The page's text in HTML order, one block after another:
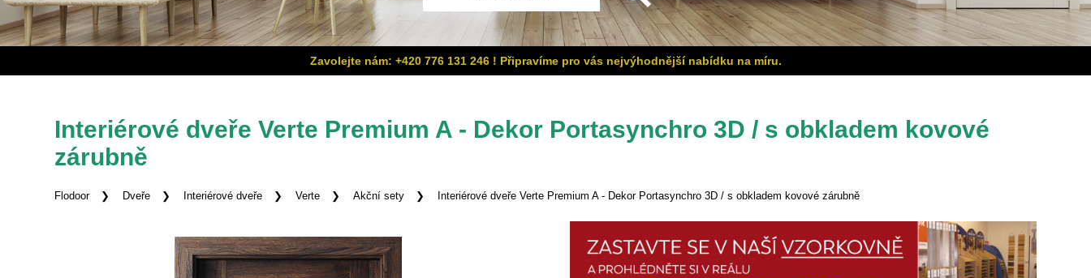
Zavolejte nám: +420 776 131 246 ! Připravíme pro vás nejvýhodnější nabídku na míru.
Interiérové dveře Verte Premium A - Dekor Portasynchro 3D / s obkladem kovové
zárubně
Flodoor Dveře Interiérové dveře Verte Akční sety Interiérové dveře Verte Premium A - Dekor Portasynchro 3D / s obkladem kovové zárubně